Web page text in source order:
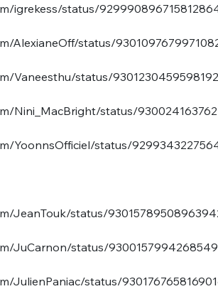
igrekess/status/
AlexianeOff/status/
Vaneesthu/status/
Nini_MacBright/status/
YoonnsOfficiel/status/
JeanTouk/status/
JuCarnon/status/
JulienPaniac/status/